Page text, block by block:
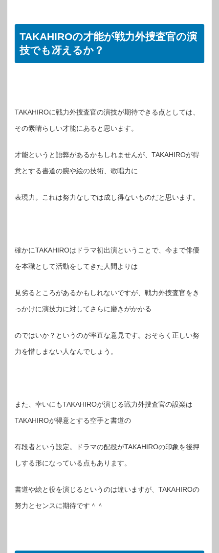
TAKAHIROの才能が戦力外捜査官の演
技でも冴えるか？
TAKAHIROに戦力外捜査官の演技が期待できる点としては、
その素晴らしい才能にあると思います。
才能というと語弊があるかもしれませんが、TAKAHIROが得
意とする書道の腕や絵の技術、歌唱力に
表現力。これは努力なしでは成し得ないものだと思います。
確かにTAKAHIROはドラマ初出演ということで、今まで俳優
を本職として活動をしてきた人間よりは
見劣るところがあるかもしれないですが、戦力外捜査官をき
っかけに演技力に対してさらに磨きがかかる
のではいか？というのが率直な意見です。おそらく正しい努
力を惜しまない人なんでしょう。
また、幸いにもTAKAHIROが演じる戦力外捜査官の設楽は
TAKAHIROが得意とする空手と書道の
有段者という設定。ドラマの配役がTAKAHIROの印象を後押
しする形になっている点もあります。
書道や絵と役を演じるというのは違いますが、TAKAHIROの
努力とセンスに期待です＾＾